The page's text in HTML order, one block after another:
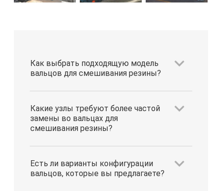
Как выбрать подходящую модель
вальцов для смешивания резины?
Какие узлы требуют более частой
замены во вальцах для
смешивания резины?
Есть ли варианты конфигурации
вальцов, которые вы предлагаете?